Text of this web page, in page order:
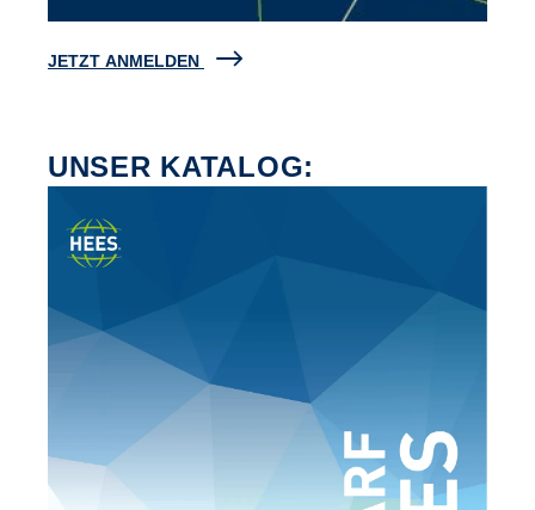
JETZT ANMELDEN
UNSER KATALOG: